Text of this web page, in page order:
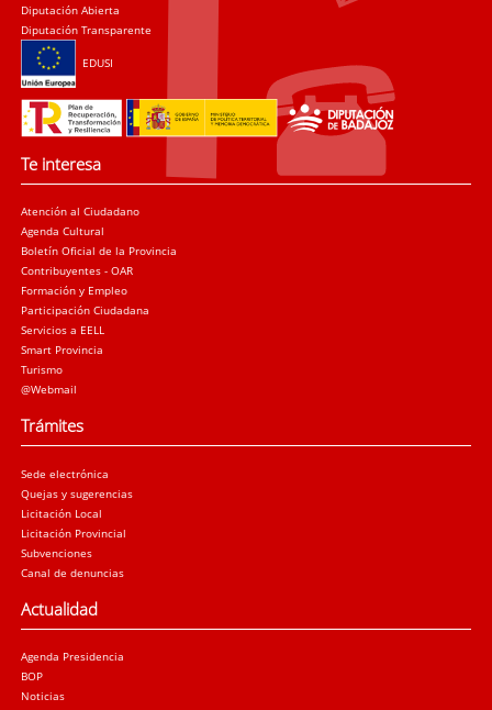
Diputación Abierta
Diputación Transparente
EDUSI
Te interesa
Atención al Ciudadano
Agenda Cultural
Boletín Oficial de la Provincia
Contribuyentes - OAR
Formación y Empleo
Participación Ciudadana
Servicios a EELL
Smart Provincia
Turismo
@Webmail
Trámites
Sede electrónica
Quejas y sugerencias
Licitación Local
Licitación Provincial
Subvenciones
Canal de denuncias
Actualidad
Agenda Presidencia
BOP
Noticias